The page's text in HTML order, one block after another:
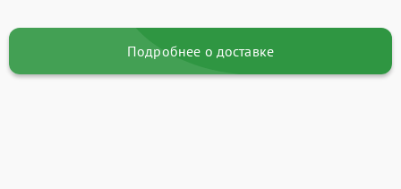
Подробнее о доставке